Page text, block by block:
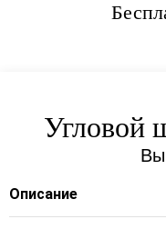
Угловой
Описание